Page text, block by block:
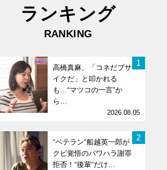
ランキング
RANKING
1
高橋真麻、「コネだブサ
イクだ」と叩かれる
も…“マツコの一言”か
ら…
2026.08.05
2
“ベテラン”船越英一郎が
クビ覚悟のパワハラ謝罪
拒否！“後輩”だけ…